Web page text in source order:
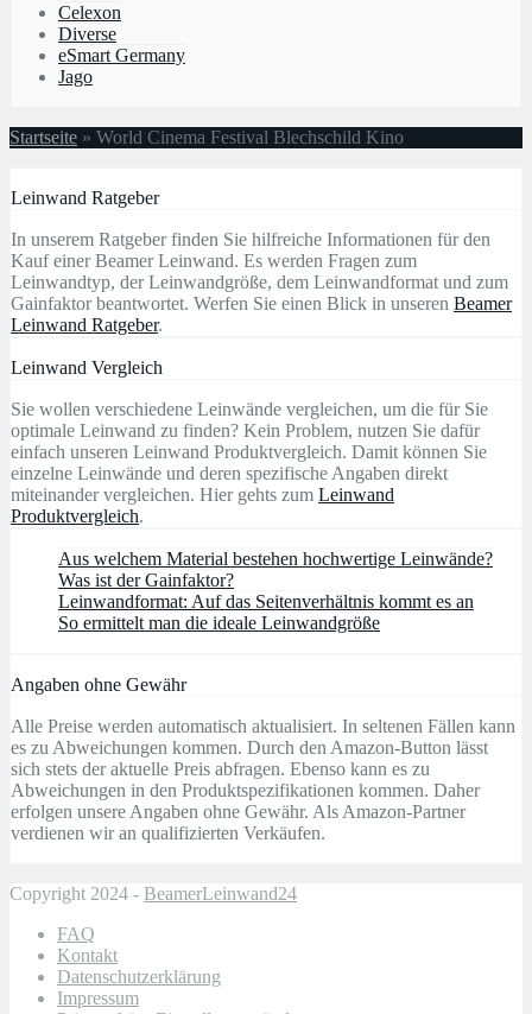
Celexon
Diverse
eSmart Germany
Jago
Startseite » World Cinema Festival Blechschild Kino
Leinwand Ratgeber
In unserem Ratgeber finden Sie hilfreiche Informationen für den
Kauf einer Beamer Leinwand. Es werden Fragen zum
Leinwandtyp, der Leinwandgröße, dem Leinwandformat und zum
Gainfaktor beantwortet. Werfen Sie einen Blick in unseren Beamer
Leinwand Ratgeber.
Leinwand Vergleich
Sie wollen verschiedene Leinwände vergleichen, um die für Sie
optimale Leinwand zu finden? Kein Problem, nutzen Sie dafür
einfach unseren Leinwand Produktvergleich. Damit können Sie
einzelne Leinwände und deren spezifische Angaben direkt
miteinander vergleichen. Hier gehts zum Leinwand
Produktvergleich.
Aus welchem Material bestehen hochwertige Leinwände?
Was ist der Gainfaktor?
Leinwandformat: Auf das Seitenverhältnis kommt es an
So ermittelt man die ideale Leinwandgröße
Angaben ohne Gewähr
Alle Preise werden automatisch aktualisiert. In seltenen Fällen kann
es zu Abweichungen kommen. Durch den Amazon-Button lässt
sich stets der aktuelle Preis abfragen. Ebenso kann es zu
Abweichungen in den Produktspezifikationen kommen. Daher
erfolgen unsere Angaben ohne Gewähr. Als Amazon-Partner
verdienen wir an qualifizierten Verkäufen.
Copyright 2024 - BeamerLeinwand24
FAQ
Kontakt
Datenschutzerklärung
Impressum